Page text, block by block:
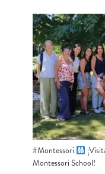
#Montessori
Montessori School!